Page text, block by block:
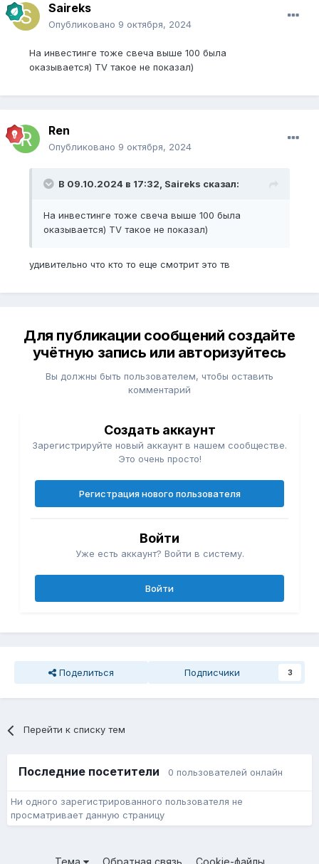
Saireks
Опубликовано 9 октября, 2024
На инвестинге тоже свеча выше 100 была
оказывается) TV такое не показал)
Ren
Опубликовано 9 октября, 2024
В 09.10.2024 в 17:32, Saireks сказал:
На инвестинге тоже свеча выше 100 была
оказывается) TV такое не показал)
удивительно что кто то еще смотрит это тв
Для публикации сообщений создайте
учётную запись или авторизуйтесь
Вы должны быть пользователем, чтобы оставить
комментарий
Создать аккаунт
Зарегистрируйте новый аккаунт в нашем сообществе.
Это очень просто!
Регистрация нового пользователя
Войти
Уже есть аккаунт? Войти в систему.
Войти
Поделиться Подписчики 3
Перейти к списку тем
Последние посетители 0 пользователей онлайн
Ни одного зарегистрированного пользователя не
просматривает данную страницу